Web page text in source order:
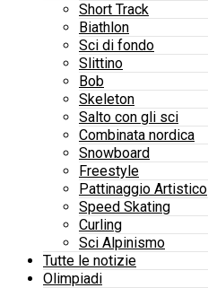
Short Track
Biathlon
Sci di fondo
Slittino
Bob
Skeleton
Salto con gli sci
Combinata nordica
Snowboard
Freestyle
Pattinaggio Artistico
Speed Skating
Curling
Sci Alpinismo
Tutte le notizie
Olimpiadi